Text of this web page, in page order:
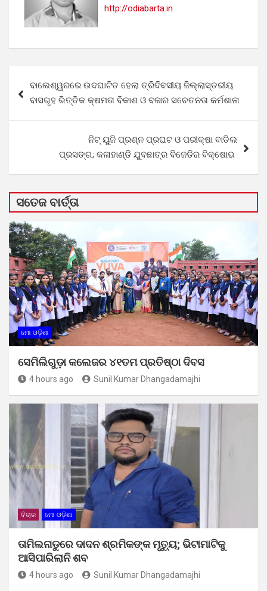
http://odiabarta.in
navigation
ବାଲେଶ୍ୱରରେ ଉଦଘାଟିତ ହେଲା ତ୍ରିଦିବସୀୟ ଜିଲ୍ଲାସ୍ତରୀୟ
ବାସଗୃହ ଭିତ୍ତିକ କ୍ଷମତା ବିକାଶ ଓ ବଜାର ସଚେତନତା କର୍ମଶାଳା
ନିଟ୍ ୟୁଜି ପ୍ରଶ୍ନ ପ୍ରଘଟ ଓ ପରୀକ୍ଷା ବାତିଲ
ପ୍ରସଙ୍ଗ; କଳାହାଣ୍ଡି ଯୁବଛାତ୍ର ବିଜେଡିର ବିକ୍ଷୋଭ
ସତେଜ ବାର୍ତ୍ତା
ମୋ ଓଡ଼ିଶା
ସେମିଲିଗୁଡ଼ା କଲେଜର ୪୧ତମ ପ୍ରତିଷ୍ଠା ଦିବସ
4 hours ago Sunil Kumar Dhangadamajhi
ବିଚାର ମୋ ଓଡ଼ିଶା
ତାମିଲନାଡୁରେ ଦାଦନ ଶ୍ରମିକଙ୍କ ମୃତ୍ୟୁ; ଭିଟାମାଟିକୁ
ଆସିପାରିଲାନି ଶବ
4 hours ago Sunil Kumar Dhangadamajhi